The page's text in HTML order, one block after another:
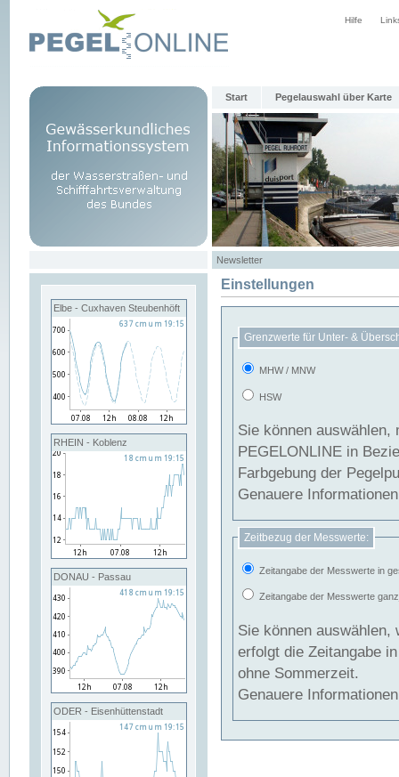
Hilfe
Start Pegelauswahl über Karte
Newsletter
Elbe - Cuxhaven Steubenhöft
RHEIN - Koblenz
DONAU - Passau
ODER - Eisenhüttenstadt
Einstellungen
Grenzwerte für Unter- &
MHW / MNW
HSW
Sie können
PEGELONLINE in Beziehung
Farbgebung der
Genauere
Zeitbezug der Messwerte:
Zeitangabe der Messwerte in
Zeitangabe der Messwerte
Sie können auswählen,
erfolgt die Zeitangabe
ohne Sommerzeit.
Genauere